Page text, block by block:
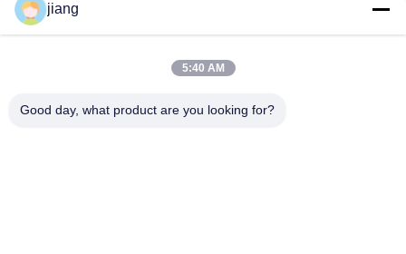
jiang
5:40 AM
Good day, what product are you looking for?